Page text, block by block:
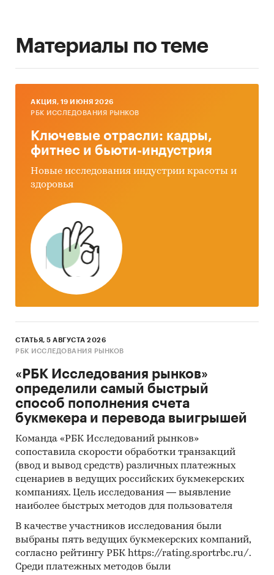
Материалы по теме
AКЦИЯ, 19 ИЮНЯ 2026
РБК ИССЛЕДОВАНИЯ РЫНКОВ
Ключевые отрасли: кадры,
фитнес и бьюти-индустрия
Новые исследования индустрии красоты и
здоровья
СТАТЬЯ, 5 АВГУСТА 2026
РБК ИССЛЕДОВАНИЯ РЫНКОВ
«РБК Исследования рынков»
определили самый быстрый
способ пополнения счета
букмекера и перевода выигрышей
Команда «РБК Исследований рынков»
сопоставила скорости обработки транзакций
(ввод и вывод средств) различных платежных
сценариев в ведущих российских букмекерских
компаниях. Цель исследования — выявление
наиболее быстрых методов для пользователя
В качестве участников исследования были
выбраны пять ведущих букмекерских компаний,
согласно рейтингу РБК https://rating.sportrbc.ru/.
Среди платежных методов были